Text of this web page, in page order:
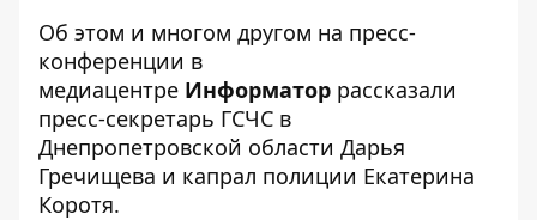
Об этом и многом другом на пресс-
конференции в
медиацентре Информатор рассказали
пресс-секретарь ГСЧС в
Днепропетровской области Дарья
Гречищева и капрал полиции Екатерина
Коротя.